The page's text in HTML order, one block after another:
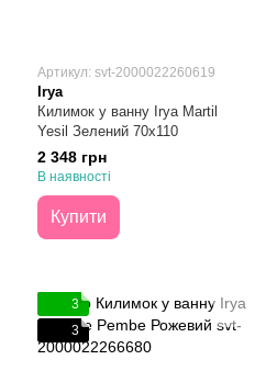
Артикул: svt-2000022260619
Irya
Килимок у ванну Irya Martil
Yesil Зелений 70х110
2 348 грн
В наявності
Купити
3
3